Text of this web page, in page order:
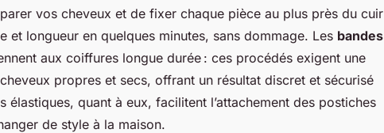
vos cheveux et de fixer chaque pièce au plus près du cuir
et longueur en quelques minutes, sans dommage. Les bandes
aux coiffures longue durée : ces procédés exigent une
propres et secs, offrant un résultat discret et sécurisé
élastiques, quant à eux, facilitent l’attachement des postiches
de style à la maison.